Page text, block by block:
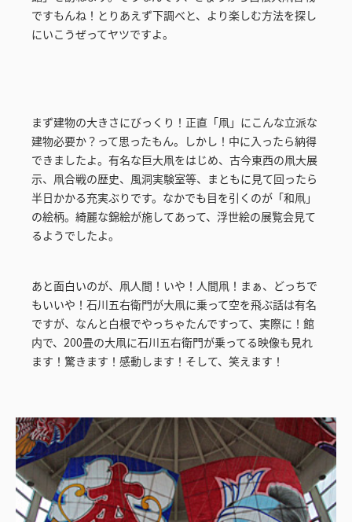
ですもんね！とりあえず下調べと、より楽しむ方法を探し
にいこうぜってヤツですよ。
まず建物の大きさにびっくり！正直「凧」にこんな立派な
建物必要か？って思ったもん。しかし！中に入ったら納得
できましたよ。有名な巨大凧をはじめ、古今東西の凧大展
示、凧合戦の歴史、風洞実験室等、まともに見て回ったら
半日かかる充実ぶりです。なかでも目を引くのが「和凧」
の絵柄。綺麗な錦絵が施してあって、浮世絵の展覧会見て
るようでしたよ。
あと面白いのが、凧人間！いや！人間凧！まぁ、どっちで
もいいや！石川五右衛門が大凧に乗って空を飛ぶ話は有名
ですが、なんと白根でやっちゃたんですって、実際に！館
内で、200畳の大凧に石川五右衛門が乗ってる映像も見れ
ます！驚きます！感動します！そして、笑えます！